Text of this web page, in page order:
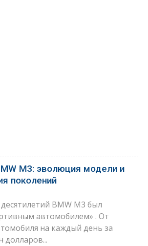
M3: эволюция модели и
поколений
BMW M3 был
автомобилем» . От
на каждый день за
долларов...